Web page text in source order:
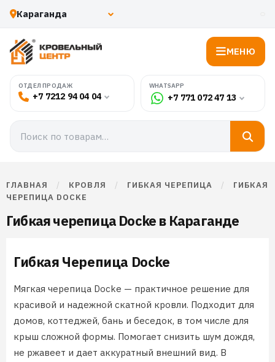
МЕНЮ
ОТДЕЛ ПРОДАЖ
+7 7212 94 04 04
WHATSAPP
+7 771 072 47 13
ГЛАВНАЯ / КРОВЛЯ / ГИБКАЯ ЧЕРЕПИЦА /
ГИБКАЯ
ЧЕРЕПИЦА DOCKE
Гибкая черепица Docke в Караганде
Гибкая Черепица Docke
Мягкая черепица Docke — практичное решение для
красивой и надежной скатной кровли. Подходит для
домов, коттеджей, бань и беседок, в том числе для
крыш сложной формы. Помогает снизить шум дождя,
не ржавеет и дает аккуратный внешний вид. В